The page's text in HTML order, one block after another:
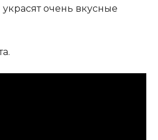
очень вкусные